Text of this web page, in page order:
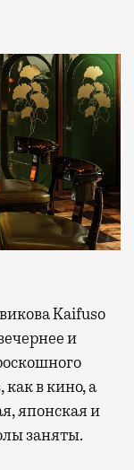
и
как в кино, а
японская и
заняты.